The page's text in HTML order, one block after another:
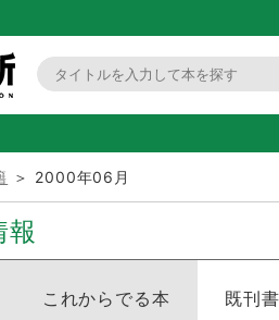
＞ 2000年06月
報
これからでる本 既刊